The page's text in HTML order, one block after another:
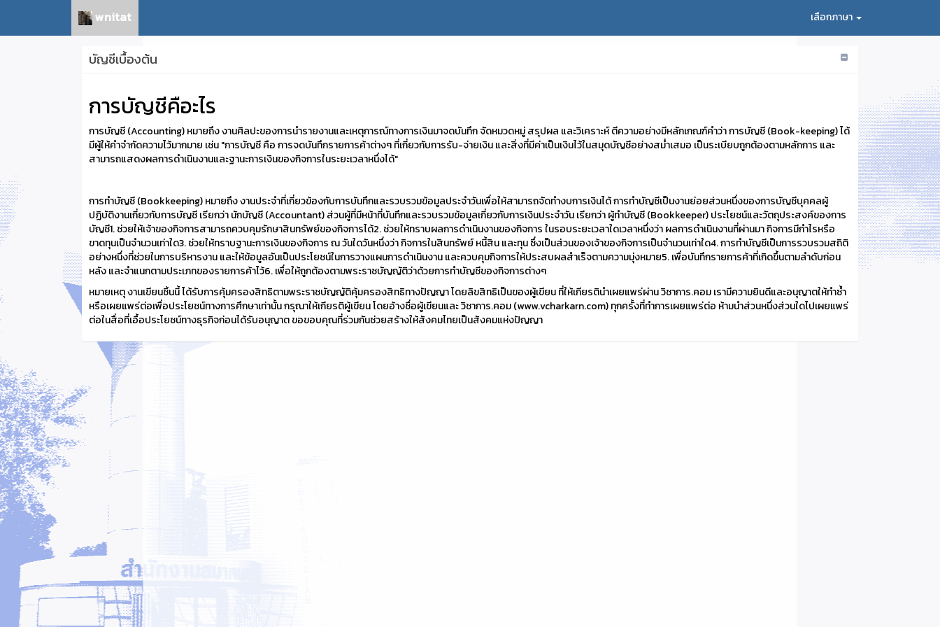
wnitat เลือกภาษา
บัญชีเบื้องต้น
การบัญชีคือะไร
การบัญชี (Accounting) หมายถึง งานศิลปะของการนำรายงานและเหตุการณ์ทางการเงินมาจดบันทึก จัดหมวดหมู่ สรุปผล และวิเคราะห์ ตีความอย่างมีหลักเกณฑ์คำว่า การบัญชี (Book-keeping) ได้
มีผู้ให้คำจำกัดความไว้มากมาย เช่น "การบัญชี คือ การจดบันทึกรายการค้าต่างๆ ที่เกี่ยวกับการรับ-จ่ายเงิน และสิ่งที่มีค่าเป็นเงินไว้ในสมุดบัญชีอย่างสม่ำเสมอ เป็นระเบียบถูกต้องตามหลักการ และ
สามารถแสดงผลการดำเนินงานและฐานะการเงินของกิจการในระยะเวลาหนึ่งได้"
การทำบัญชี (Bookkeeping) หมายถึง งานประจำที่เกี่ยวข้องกับการบันทึกและรวบรวมข้อมูลประจำวันเพื่อให้สามารถจัดทำงบการเงินได้ การทำบัญชีเป็นงานย่อยส่วนหนึ่งของการบัญชีบุคคลผู้
ปฏิบัติงานเกี่ยวกับการบัญชี เรียกว่า นักบัญชี (Accountant) ส่วนผู้ที่มีหน้าที่บันทึกและรวบรวมข้อมูลเกี่ยวกับการเงินประจำวัน เรียกว่า ผู้ทำบัญชี (Bookkeeper) ประโยชน์และวัตถุประสงค์ของการ
บัญชี1. ช่วยให้เจ้าของกิจการสามารถควบคุมรักษาสินทรัพย์ของกิจการได้2. ช่วยให้ทราบผลการดำเนินงานของกิจการ ในรอบระยะเวลาใดเวลาหนึ่งว่า ผลการดำเนินงานที่ผ่านมา กิจการมีกำไรหรือ
ขาดทุนเป็นจำนวนเท่าใด3. ช่วยให้ทราบฐานะการเงินของกิจการ ณ วันใดวันหนึ่งว่า กิจการในสินทรัพย์ หนี้สิน และทุน ซึ่งเป็นส่วนของเจ้าของกิจการเป็นจำนวนเท่าใด4. การทำบัญชีเป็นการรวบรวมสถิติ
อย่างหนึ่งที่ช่วยในการบริหารงาน และให้ข้อมูลอันเป็นประโยชน์ในการวางแผนการดำเนินงาน และควบคุมกิจการให้ประสบผลสำเร็จตามความมุ่งหมาย5. เพื่อบันทึกรายการค้าที่เกิดขึ้นตามลำดับก่อน
หลัง และจำแนกตามประเภทของรายการค้าไว้6. เพื่อให้ถูกต้องตามพระราชบัญญัติว่าด้วยการทำบัญชีของกิจการต่างๆ
หมายเหตุ งานเขียนชิ้นนี้ ได้รับการคุ้มครองสิทธิตามพระราชบัญญัติคุ้มครองสิทธิทางปัญญา โดยลิขสิทธิเป็นของผู้เขียน ที่ให้เกียรตินำเผยแพร่ผ่าน วิชาการ.คอม เรามีความยินดีและอนุญาตให้ทำซ้ำ
หรือเผยแพร่ต่อเพื่อประโยชน์ทางการศึกษาเท่านั้น กรุณาให้เกียรติผู้เขียน โดยอ้างชื่อผู้เขียนและ วิชาการ.คอม (www.vcharkarn.com) ทุกครั้งที่ทำการเผยแพร่ต่อ ห้ามนำส่วนหนึ่งส่วนใดไปเผยแพร่
ต่อในสื่อที่เอื้อประโยชน์ทางธุรกิจก่อนได้รับอนุญาต ขอขอบคุณที่ร่วมกันช่วยสร้างให้สังคมไทยเป็นสังคมแห่งปัญญา